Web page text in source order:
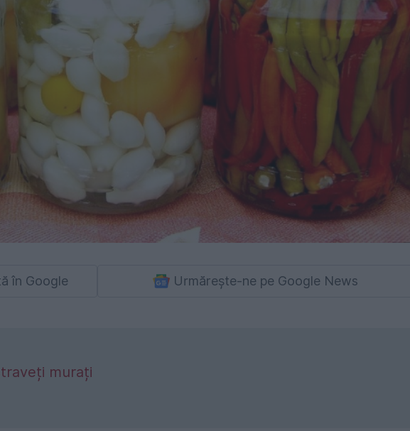
în Google Urmărește-ne pe Google News
murați